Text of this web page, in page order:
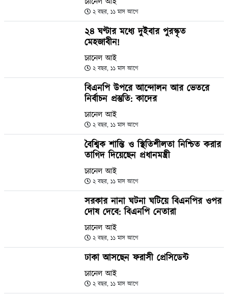
২ বছর, ১১ মাস আগে
২৪ ঘণ্টার মধ্যে দুইবার পুরস্কৃত
মেহজাবীন!
চ্যানেল আই
২ বছর, ১১ মাস আগে
বিএনপি উপরে আন্দোলন আর ভেতরে
নির্বাচন প্রস্তুতি: কাদের
চ্যানেল আই
২ বছর, ১১ মাস আগে
বৈশ্বিক শান্তি ও স্থিতিশীলতা নিশ্চিত করার
তাগিদ দিয়েছেন প্রধানমন্ত্রী
চ্যানেল আই
২ বছর, ১১ মাস আগে
সরকার নানা ঘটনা ঘটিয়ে বিএনপির ওপর
দোষ দেবে: বিএনপি নেতারা
চ্যানেল আই
২ বছর, ১১ মাস আগে
ঢাকা আসছেন ফরাসী প্রেসিডেন্ট
চ্যানেল আই
২ বছর, ১১ মাস আগে